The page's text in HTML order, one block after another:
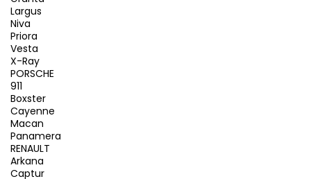
Largus
Niva
Priora
Vesta
X-Ray
PORSCHE
911
Boxster
Cayenne
Macan
Panamera
RENAULT
Arkana
Captur